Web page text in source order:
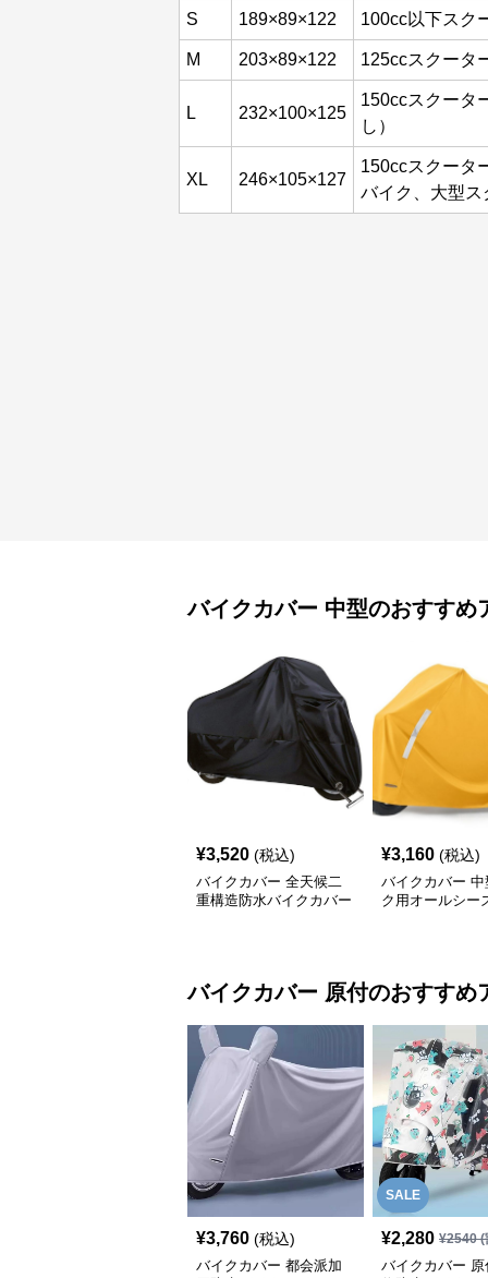
S 189×89×122 100cc以下スク
M 203×89×122 125ccスクータ
L 232×100×125
150ccスクータ
し）
XL 246×105×127
150ccスクータ
バイク、大型ス
バイクカバー 中型のおすすめ
¥3,520 (税込)
バイクカバー 全天候二
重構造防水バイクカバー
¥3,160 (税込)
バイクカバー 中
ク用オールシー
バイクカバー 原付のおすすめ
¥3,760 (税込)
バイクカバー 都会派加
SALE
¥2,280 ¥2540(
バイクカバー